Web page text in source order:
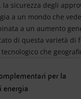
la sicurezza degli
a un mondo che
a un aumento
di questa varietà di
che
per la
energia